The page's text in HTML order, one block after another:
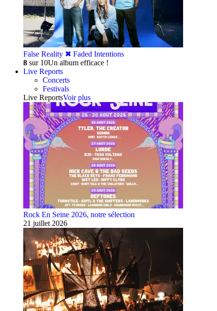
False Reality ✖︎ Faded Intentions
8 sur 10Un album efficace !
Live Reports
Concerts
Festivals
Live ReportsVoir plus
Rock En Seine 2026, notre sélection
21 juillet 2026